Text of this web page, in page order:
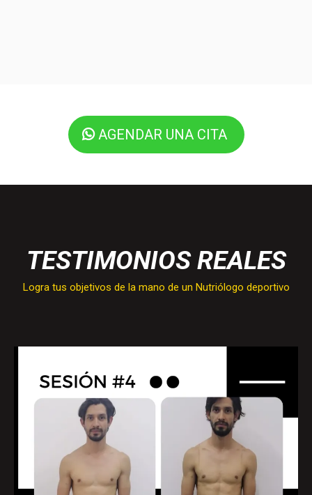
AGENDAR UNA CITA
TESTIMONIOS REALES
Logra tus objetivos de la mano de un Nutriólogo deportivo